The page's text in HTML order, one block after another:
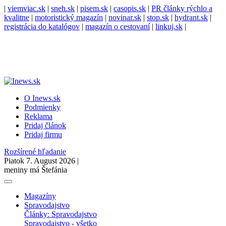
| viemviac.sk | sneh.sk | pisem.sk | casopis.sk | PR články rýchlo a
kvalitne | motoristický magazín | novinar.sk | stop.sk | hydrant.sk |
registrácia do katalógov | magazín o cestovaní| linkuj.sk |
O Inews.sk
Podmienky
Reklama
Pridaj článok
Pridaj firmu
Rozšírené hľadanie
Piatok 7. August 2026 |
meniny má Štefánia
Magazíny
Spravodajstvo
Články: Spravodajstvo
Spravodajstvo - všetko